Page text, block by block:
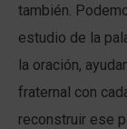
también.
estudio de la
la oración,
fraternal con
reconstruir ese